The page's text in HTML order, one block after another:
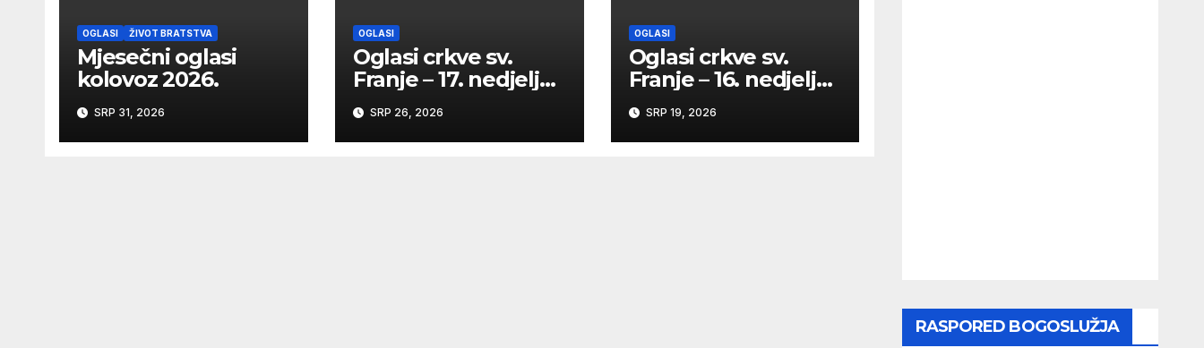
OGLASI ŽIVOT BRATSTVA
Mjesečni oglasi
kolovoz 2026.
SRP 31, 2026
OGLASI
Oglasi crkve sv.
Franje – 17. nedjelja
kroz godinu
SRP 26, 2026
OGLASI
Oglasi crkve sv.
Franje – 16. nedjelja
kroz godinu
SRP 19, 2026
RASPORED BOGOSLUŽJA